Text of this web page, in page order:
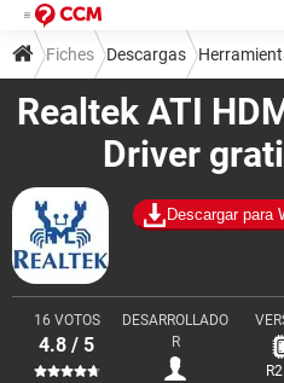
Realtek ATI
Driver
Descargar para
16 VOTOS
4.8 / 5
DESARROLLADO
R
Fiches Descargas